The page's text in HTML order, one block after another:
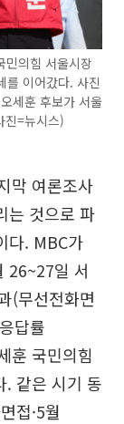
의힘 서울시장
를 이어갔다. 사진
세훈 후보가 서울
진=뉴시스)
막 여론조사
는 것으로 파
다. MBC가
26~27일 서
(무선전화면
답률
훈 국민의힘
. 같은 시기 동
접·5월